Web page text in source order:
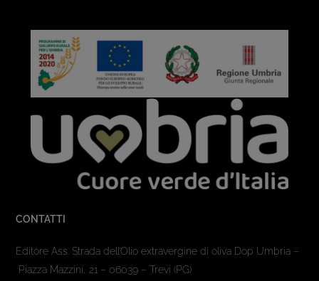
CONTATTI
Editore Ass. Strada dell’Olio extravergine di oliva Dop Umbria –
Piazza Mazzini, 21 – 06039 – Trevi (PG)